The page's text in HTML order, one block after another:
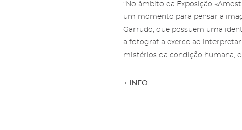
“No âmbito da Exposição
um momento para pensar a
Garrudo, que possuem uma
a fotografia exerce ao
mistérios da condição humana,
+ INFO